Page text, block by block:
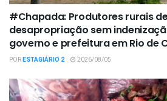
#Chapada: Produtores rurais
desapropriação sem
governo e prefeitura em Rio de
PORESTAGIÁRIO 2 2026/08/05